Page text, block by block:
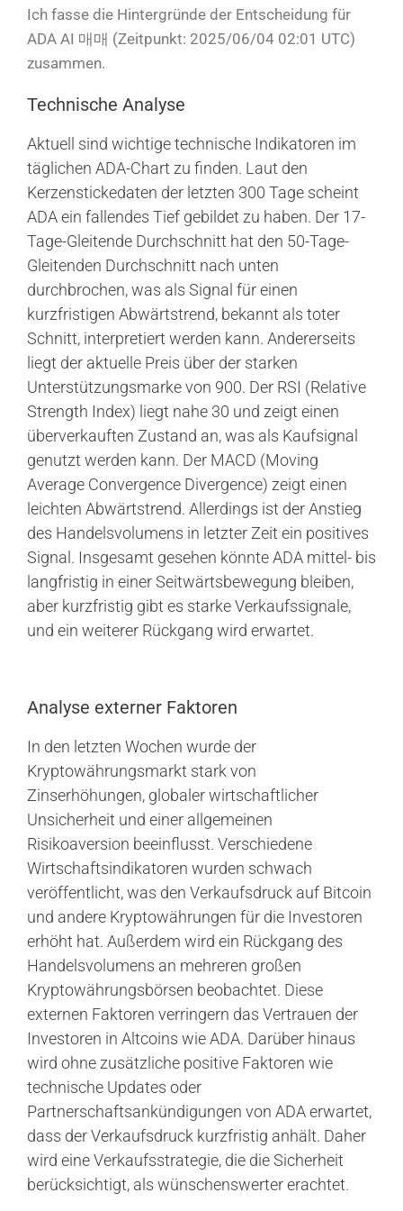
Ich fasse die Hintergründe der Entscheidung für
ADA AI 매매 (Zeitpunkt: 2025/06/04 02:01 UTC)
zusammen.
Technische Analyse
Aktuell sind wichtige technische Indikatoren im
täglichen ADA-Chart zu finden. Laut den
Kerzenstickedaten der letzten 300 Tage scheint
ADA ein fallendes Tief gebildet zu haben. Der 17-
Tage-Gleitende Durchschnitt hat den 50-Tage-
Gleitenden Durchschnitt nach unten
durchbrochen, was als Signal für einen
kurzfristigen Abwärtstrend, bekannt als toter
Schnitt, interpretiert werden kann. Andererseits
liegt der aktuelle Preis über der starken
Unterstützungsmarke von 900. Der RSI (Relative
Strength Index) liegt nahe 30 und zeigt einen
überverkauften Zustand an, was als Kaufsignal
genutzt werden kann. Der MACD (Moving
Average Convergence Divergence) zeigt einen
leichten Abwärtstrend. Allerdings ist der Anstieg
des Handelsvolumens in letzter Zeit ein positives
Signal. Insgesamt gesehen könnte ADA mittel- bis
langfristig in einer Seitwärtsbewegung bleiben,
aber kurzfristig gibt es starke Verkaufssignale,
und ein weiterer Rückgang wird erwartet.
Analyse externer Faktoren
In den letzten Wochen wurde der
Kryptowährungsmarkt stark von
Zinserhöhungen, globaler wirtschaftlicher
Unsicherheit und einer allgemeinen
Risikoaversion beeinflusst. Verschiedene
Wirtschaftsindikatoren wurden schwach
veröffentlicht, was den Verkaufsdruck auf Bitcoin
und andere Kryptowährungen für die Investoren
erhöht hat. Außerdem wird ein Rückgang des
Handelsvolumens an mehreren großen
Kryptowährungsbörsen beobachtet. Diese
externen Faktoren verringern das Vertrauen der
Investoren in Altcoins wie ADA. Darüber hinaus
wird ohne zusätzliche positive Faktoren wie
technische Updates oder
Partnerschaftsankündigungen von ADA erwartet,
dass der Verkaufsdruck kurzfristig anhält. Daher
wird eine Verkaufsstrategie, die die Sicherheit
berücksichtigt, als wünschenswerter erachtet.